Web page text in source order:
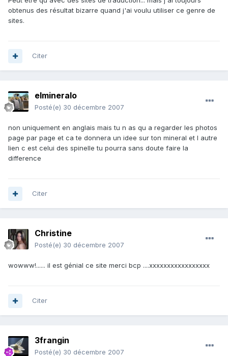
obtenus des résultat bizarre quand j'ai voulu utiliser ce genre de
sites.
Citer
elmineralo
Posté(e) 30 décembre 2007
non uniquement en anglais mais tu n as qu a regarder les photos
page par page et ca te donnera un idee sur ton mineral et l autre
lien c est celui des spinelle tu pourra sans doute faire la
difference
Citer
Christine
Posté(e) 30 décembre 2007
wowww!...... il est génial ce site merci bcp ....xxxxxxxxxxxxxxxxx
Citer
3frangin
Posté(e) 30 décembre 2007